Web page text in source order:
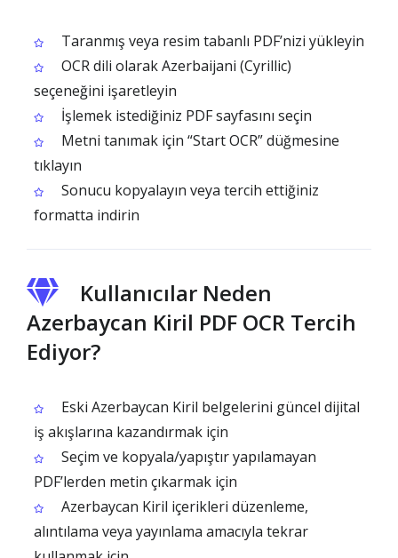
Taranmış veya resim tabanlı PDF’nizi yükleyin
OCR dili olarak Azerbaijani (Cyrillic)
seçeneğini işaretleyin
İşlemek istediğiniz PDF sayfasını seçin
Metni tanımak için “Start OCR” düğmesine
tıklayın
Sonucu kopyalayın veya tercih ettiğiniz
formatta indirin
Kullanıcılar Neden
Azerbaycan Kiril PDF OCR Tercih
Ediyor?
Eski Azerbaycan Kiril belgelerini güncel dijital
iş akışlarına kazandırmak için
Seçim ve kopyala/yapıştır yapılamayan
PDF’lerden metin çıkarmak için
Azerbaycan Kiril içerikleri düzenleme,
alıntılama veya yayınlama amacıyla tekrar